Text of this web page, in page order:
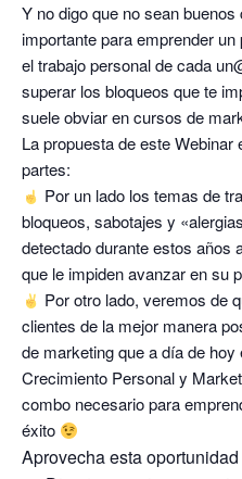
Y no digo que no sean
importante para emprender
el trabajo personal de cada
superar los bloqueos que te
suele obviar en cursos de
La propuesta de este
partes:
Por un lado los temas de
bloqueos, sabotajes y
detectado durante estos años
que le impiden avanzar en su
Por otro lado, veremos de
clientes de la mejor manera
de marketing que a día de hoy
Crecimiento Personal y
combo necesario para
éxito
Aprovecha esta